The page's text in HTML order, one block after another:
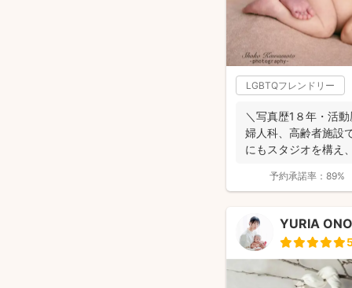
LGBTQフレンドリー
＼写真歴1８年・活
婦人科、高齢者施設
にもスタジオを構え
予約承諾率： 89%
YURIA